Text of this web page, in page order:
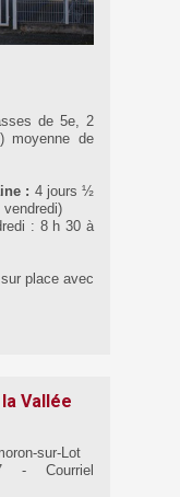
de 5e, 2
moyenne de
: 4 jours ½
: 8 h 30 à
place avec
Vallée
sur-Lot
Courriel